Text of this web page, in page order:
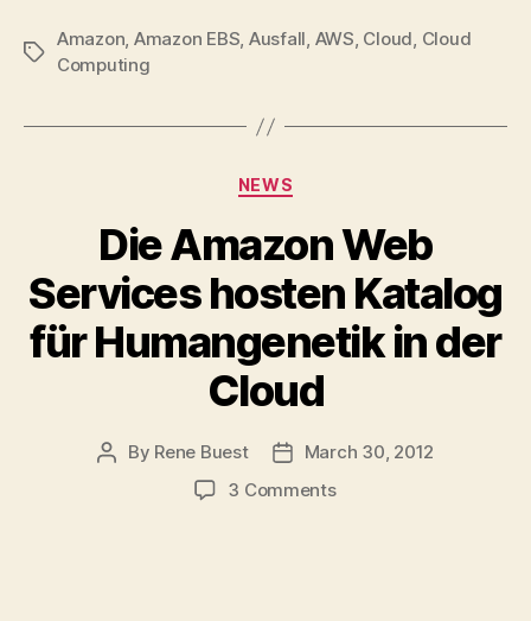
Tags
Amazon, Amazon EBS, Ausfall, AWS, Cloud, Cloud
Computing
Categories
NEWS
Die Amazon Web
Services hosten Katalog
für Humangenetik in der
Cloud
Post
By Rene Buest
PostMarch 30, 2012
3 Commentson